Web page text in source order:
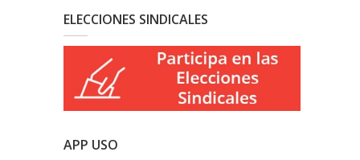
ELECCIONES SINDICALES
APP USO